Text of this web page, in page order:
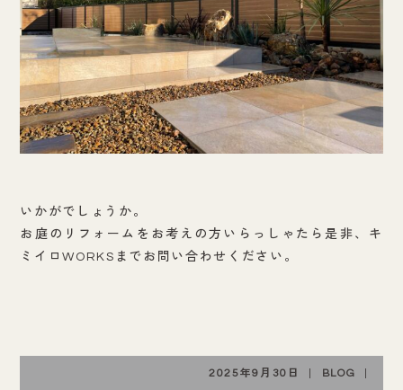
いかがでしょうか。
お庭のリフォームをお考えの方いらっしゃたら是非、キ
ミイロWORKSまでお問い合わせください。
2025年9月30日 BLOG